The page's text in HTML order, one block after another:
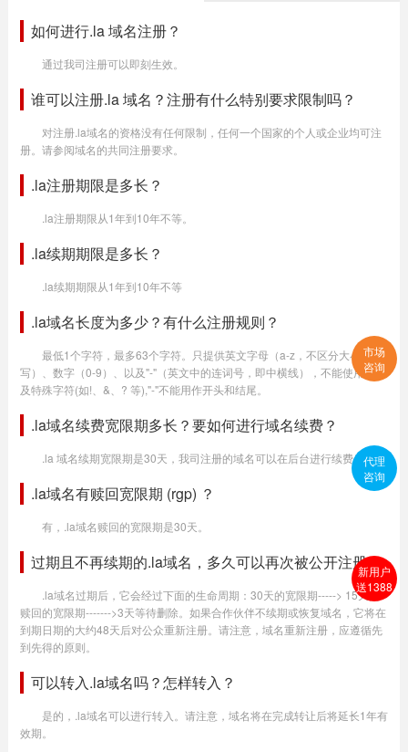
如何进行.la 域名注册？
通过我司注册可以即刻生效。
谁可以注册.la 域名？注册有什么特别要求限制吗？
对注册.la域名的资格没有任何限制，任何一个国家的个人或企业均可注
册。请参阅域名的共同注册要求。
.la注册期限是多长？
.la注册期限从1年到10年不等。
.la续期期限是多长？
.la续期期限从1年到10年不等
.la域名长度为多少？有什么注册规则？
最低1个字符，最多63个字符。只提供英文字母（a-z，不区分大小
写）、数字（0-9）、以及"-"（英文中的连词号，即中横线），不能使用空格
及特殊字符(如!、&、? 等),"-"不能用作开头和结尾。
.la域名续费宽限期多长？要如何进行域名续费？
.la 域名续期宽限期是30天，我司注册的域名可以在后台进行续费生效。
.la域名有赎回宽限期 (rgp) ？
有，.la域名赎回的宽限期是30天。
过期且不再续期的.la域名，多久可以再次被公开注册？
.la域名过期后，它会经过下面的生命周期：30天的宽限期-----> 15天内
赎回的宽限期------->3天等待删除。如果合作伙伴不续期或恢复域名，它将在
到期日期的大约48天后对公众重新注册。请注意，域名重新注册，应遵循先
到先得的原则。
可以转入.la域名吗？怎样转入？
是的，.la域名可以进行转入。请注意，域名将在完成转让后将延长1年有
效期。
市场
咨询
代理
咨询
新用户
送1388